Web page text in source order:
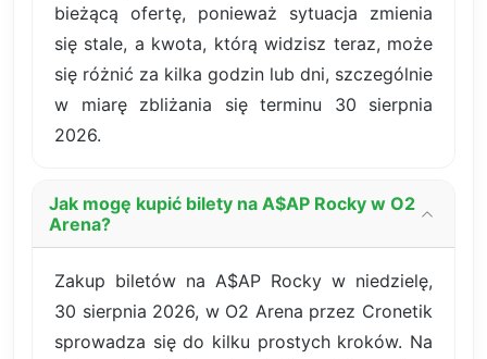
bieżącą ofertę, ponieważ sytuacja zmienia
się stale, a kwota, którą widzisz teraz, może
się różnić za kilka godzin lub dni, szczególnie
w miarę zbliżania się terminu 30 sierpnia
2026.
Jak mogę kupić bilety na A$AP Rocky w O2
Arena?
Zakup biletów na A$AP Rocky w niedzielę,
30 sierpnia 2026, w O2 Arena przez Cronetik
sprowadza się do kilku prostych kroków. Na